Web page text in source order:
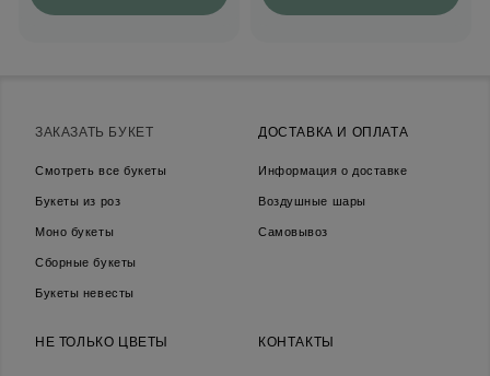
ЗАКАЗАТЬ БУКЕТ
Смотреть все букеты
Букеты из роз
Моно букеты
Сборные букеты
Букеты невесты
НЕ ТОЛЬКО ЦВЕТЫ
ДОСТАВКА И ОПЛАТА
Информация о доставке
Воздушные шары
Самовывоз
КОНТАКТЫ